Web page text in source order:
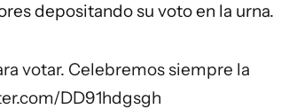
depositando su voto en la urna.
votar. Celebremos siempre la
DD91hdgsgh